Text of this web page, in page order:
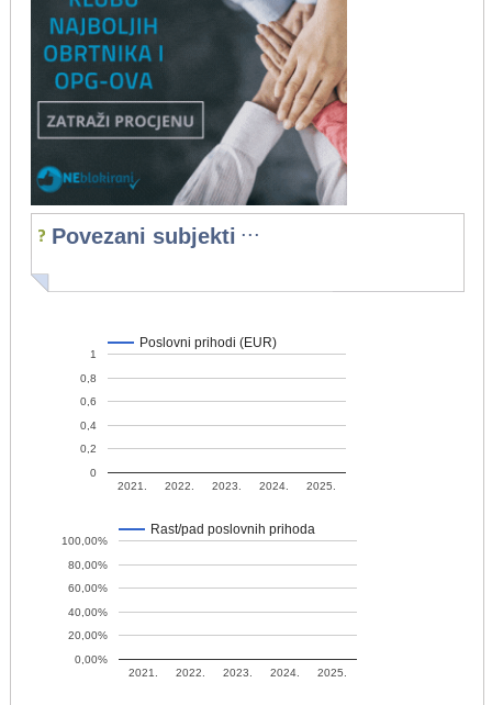
Povezani subjekti ...
Poslovni prihodi (EUR)
2021. 2022. 2023. 2024. 2025.
0
0,2
0,4
0,6
0,8
1
Rast/pad poslovnih prihoda
2021. 2022. 2023. 2024. 2025.
0,00%
20,00%
40,00%
60,00%
80,00%
100,00%